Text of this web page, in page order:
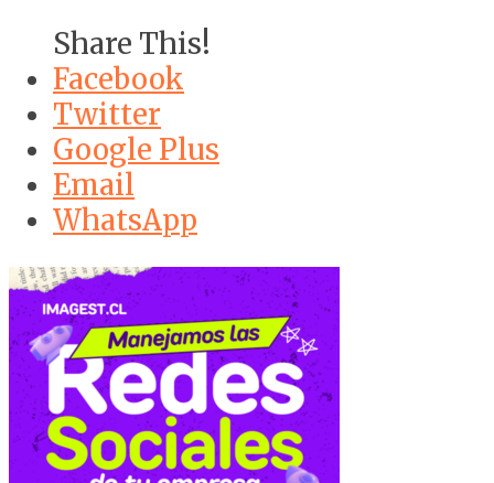
Share This!
Facebook
Twitter
Google Plus
Email
WhatsApp